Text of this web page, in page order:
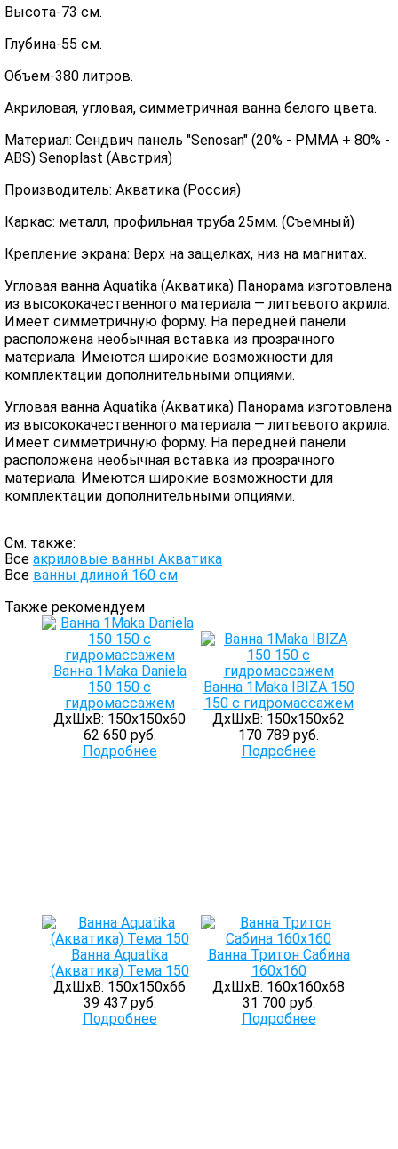
Высота-73 см.
Глубина-55 см.
Объем-380 литров.
Акриловая, угловая, симметричная ванна белого цвета.
Материал: Сендвич панель "Senosan" (20% - PMMA + 80% -
ABS) Senoplast (Австрия)
Производитель: Акватика (Россия)
Каркас: металл, профильная труба 25мм. (Съемный)
Крепление экрана: Верх на защелках, низ на магнитах.
Угловая ванна Aquatika (Акватика) Панорама изготовлена
из высококачественного материала — литьевого акрила.
Имеет симметричную форму. На передней панели
расположена необычная вставка из прозрачного
материала. Имеются широкие возможности для
комплектации дополнительными опциями.
Угловая ванна Aquatika (Акватика) Панорама изготовлена
из высококачественного материала — литьевого акрила.
Имеет симметричную форму. На передней панели
расположена необычная вставка из прозрачного
материала. Имеются широкие возможности для
комплектации дополнительными опциями.
См. также:
Все акриловые ванны Акватика
Все ванны длиной 160 см
Также рекомендуем
Ванна 1Maka Daniela
150 150 с
гидромассажем
ДхШхВ: 150х150х60
62 650 руб.
Подробнее
Ванна 1Maka IBIZA 150
150 с гидромассажем
ДхШхВ: 150х150х62
170 789 руб.
Подробнее
Ванна Aquatika
(Акватика) Тема 150
ДхШхВ: 150х150х66
39 437 руб.
Подробнее
Ванна Тритон Сабина
160х160
ДхШхВ: 160х160х68
31 700 руб.
Подробнее